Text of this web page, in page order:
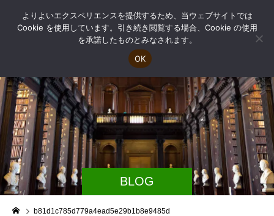
BLOG
b81d1c785d779a4ead5e29b1b8e9485d
よりよいエクスペリエンスを提供するため、当ウェブサイトでは
Cookie を使用しています。引き続き閲覧する場合、Cookie の使用
を承諾したものとみなされます。
OK